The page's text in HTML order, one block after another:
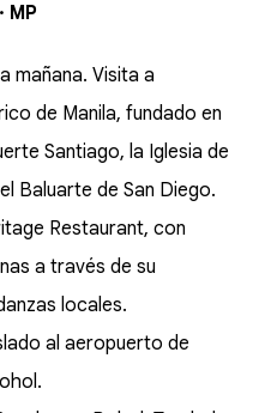
MP
mañana. Visita a
de Manila, fundado en
Santiago, la Iglesia de
Baluarte de San Diego.
Restaurant, con
a través de su
locales.
al aeropuerto de